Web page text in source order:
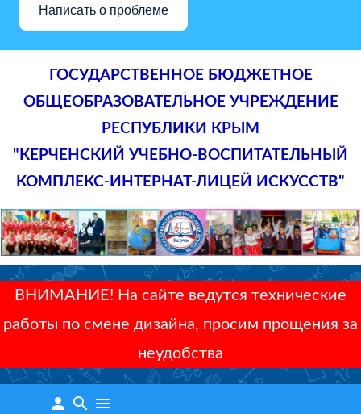
Написать о проблеме
ГОСУДАРСТВЕННОЕ БЮДЖЕТНОЕ
ОБЩЕОБРАЗОВАТЕЛЬНОЕ УЧРЕЖДЕНИЕ
РЕСПУБЛИКИ КРЫМ
"КЕРЧЕНСКИЙ УЧЕБНО-ВОСПИТАТЕЛЬНЫЙ
КОМПЛЕКС-ИНТЕРНАТ-ЛИЦЕЙ ИСКУССТВ"
ВНИМАНИЕ! На сайте ведутся технические
работы по смене дизайна, просим прощения за
неудобства
person search menu